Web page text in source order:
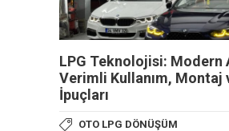
LPG Teknolojisi: Modern
Verimli Kullanım, Montaj
İpuçları
OTO LPG DÖNÜŞÜM